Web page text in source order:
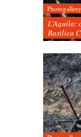
Photogallery
L’Aquila:
Basilica